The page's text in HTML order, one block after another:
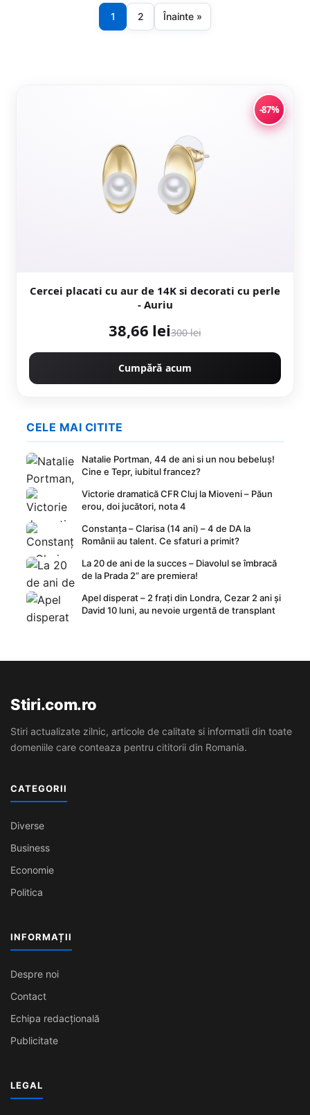
Paginație
1 2 Înainte »
-87%
Cercei placati cu aur de 14K si decorati cu perle
- Auriu
38,66 lei300 lei
Cumpără acum
CELE MAI CITITE
Natalie Portman, 44 de ani si un nou bebeluș!
Cine e Tepr, iubitul francez?
Victorie dramatică CFR Cluj la Mioveni – Păun
erou, doi jucători, nota 4
Constanța – Clarisa (14 ani) – 4 de DA la
Românii au talent. Ce sfaturi a primit?
La 20 de ani de la succes – Diavolul se îmbracă
de la Prada 2” are premiera!
Apel disperat – 2 frați din Londra, Cezar 2 ani și
David 10 luni, au nevoie urgentă de transplant
Stiri.com.ro
Stiri actualizate zilnic, articole de calitate si informatii din toate
domeniile care conteaza pentru cititorii din Romania.
CATEGORII
Diverse
Business
Economie
Politica
INFORMAȚII
Despre noi
Contact
Echipa redacțională
Publicitate
LEGAL